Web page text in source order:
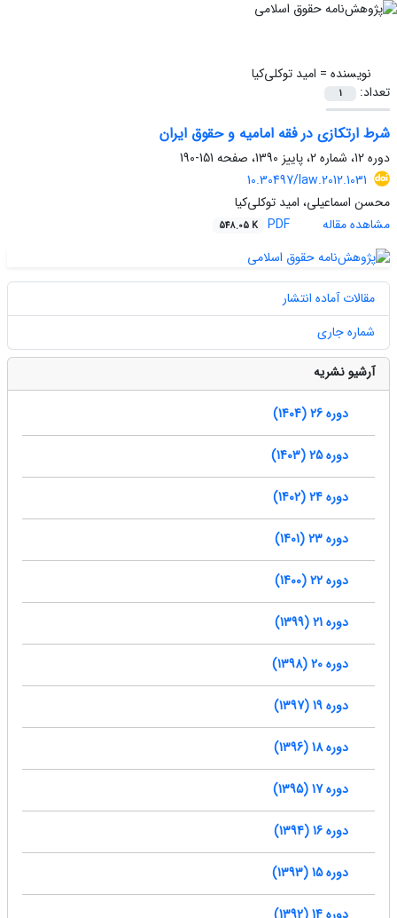
نویسنده = امید توکلی‌کیا
تعداد:
شرط ارتکازی در فقه امامیه و حقوق ایران
دوره 12، شماره 2، پاییز 1390، صفحه
151-190
10.30497/law.2012.1031
محسن اسماعیلی، امید توکلی‌کیا
مشاهده مقاله
548.05 K
مقالات آماده انتشار
شماره جاری
آرشیو نشریه
دوره 26 (1404)
دوره 25 (1403)
دوره 24 (1402)
دوره 23 (1401)
دوره 22 (1400)
دوره 21 (1399)
دوره 20 (1398)
دوره 19 (1397)
دوره 18 (1396)
دوره 17 (1395)
دوره 16 (1394)
دوره 15 (1393)